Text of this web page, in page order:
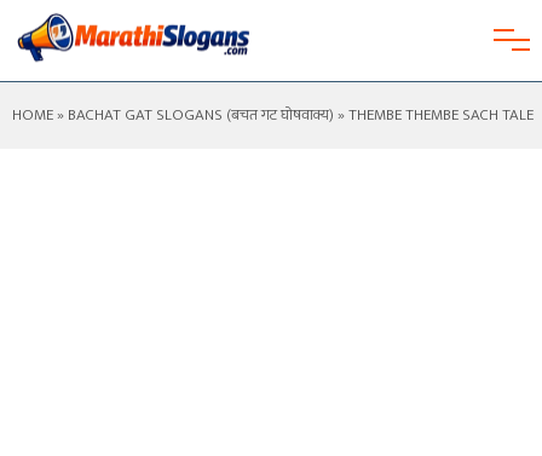
HOME»BACHAT GAT SLOGANS (बचत गट घोषवाक्य)» THEMBE THEMBE SACH TALE